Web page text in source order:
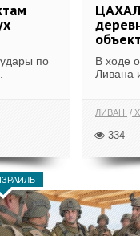
по
В ходе
Ливана
ЛИВАН
334